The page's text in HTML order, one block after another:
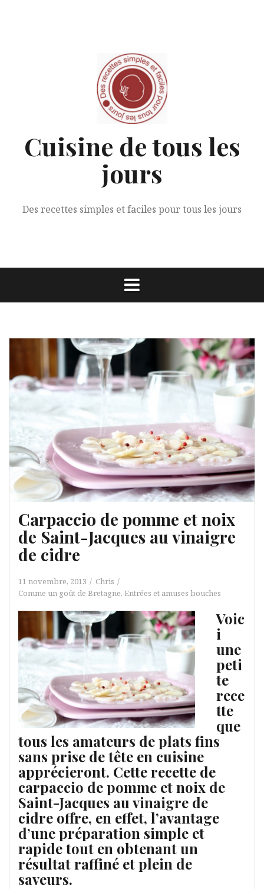
Cuisine de tous les
jours
Des recettes simples et faciles pour tous les jours
Carpaccio de pomme et noix
de Saint-Jacques au vinaigre
de cidre
11 novembre, 2013
Chris
Comme un goût de Bretagne, Entrées et amuses bouches
Voic
i
une
peti
te
rece
tte
que
tous les amateurs de plats fins
sans prise de tête en cuisine
apprécieront. Cette recette de
carpaccio de pomme et noix de
Saint-Jacques au vinaigre de
cidre offre, en effet, l’avantage
d’une préparation simple et
rapide tout en obtenant un
résultat raffiné et plein de
saveurs.